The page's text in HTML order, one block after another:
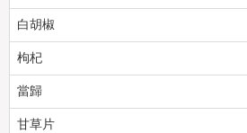
白胡椒
枸杞
當歸
甘草片